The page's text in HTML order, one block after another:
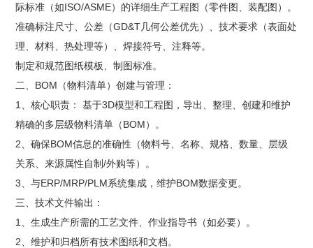
际标准（如ISO/ASME）的详细生产工程图（零件图、装配图）。
准确标注尺寸、公差（GD&T几何公差优先）、技术要求（表面处
理、材料、热处理等）、焊接符号、注释等。
制定和规范图纸模板、制图标准。
二、BOM（物料清单）创建与管理：
1、核心职责： 基于3D模型和工程图，导出、整理、创建和维护
精确的多层级物料清单（BOM）。
2、确保BOM信息的准确性（物料号、名称、规格、数量、层级
关系、来源属性自制/外购等）。
3、与ERP/MRP/PLM系统集成，维护BOM数据变更。
三、技术文件输出：
1、生成生产所需的工艺文件、作业指导书（如必要）。
2、维护和归档所有技术图纸和文档。